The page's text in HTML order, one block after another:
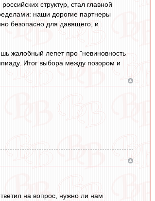
структур, стал главной
наши дорогие партнеры
безопасно для давящего, и
жалобный лепет про "невиновность
Итог выбора между позором и
на вопрос, нужно ли нам